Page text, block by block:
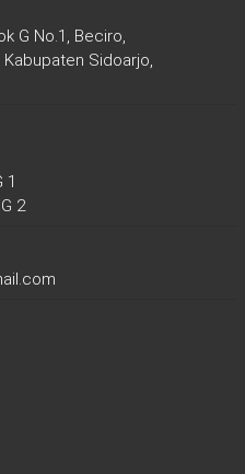
G No.1, Beciro,
Sidoarjo,
1
2